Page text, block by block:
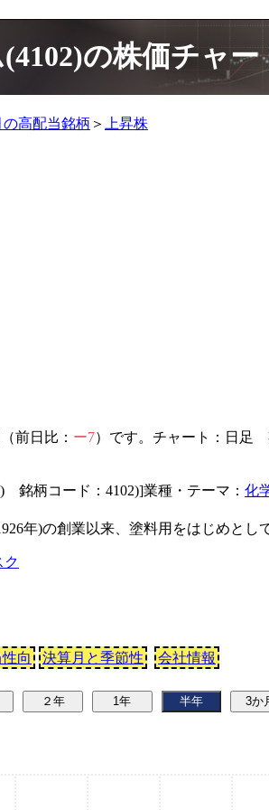
の株価チャ
の高配当銘柄 ＞ 上昇株
前日比： ー7）です。チャート：日
銘柄コード：4102)]業種・テーマ： 化
年)の創業以来、塗料用をはじめと
ク
向 決算月と季節性 会社情報